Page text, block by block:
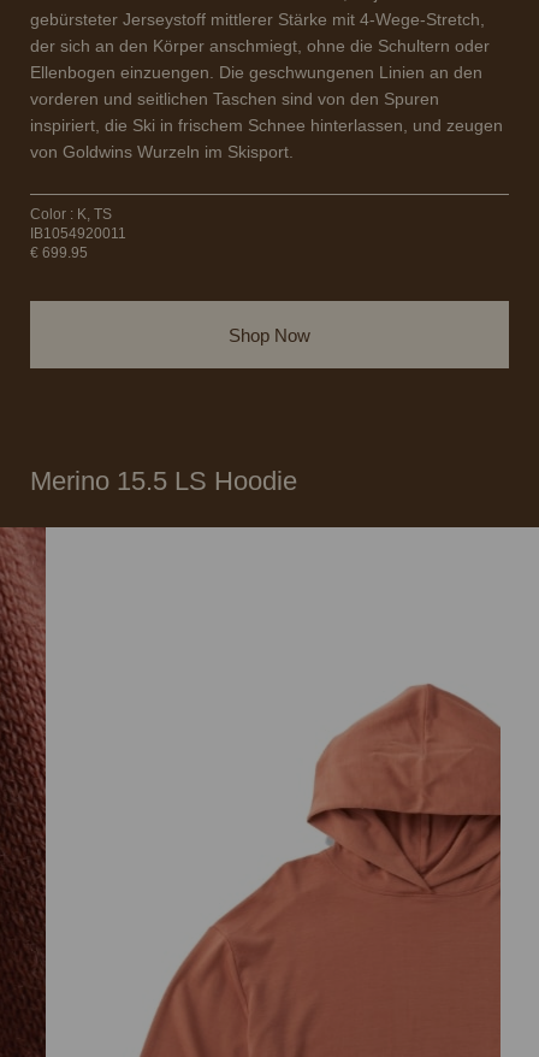
gebürsteter Jerseystoff mittlerer Stärke mit 4-Wege-Stretch,
der sich an den Körper anschmiegt, ohne die Schultern oder
Ellenbogen einzuengen. Die geschwungenen Linien an den
vorderen und seitlichen Taschen sind von den Spuren
inspiriert, die Ski in frischem Schnee hinterlassen, und zeugen
von Goldwins Wurzeln im Skisport.
Color : K, TS
IB1054920011
€ 699.95
Shop Now
Merino 15.5 LS Hoodie